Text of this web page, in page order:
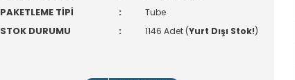
PAKETLEME TİPİ : Tube
STOK DURUMU : 1146 Adet (Yurt Dışı Stok!)